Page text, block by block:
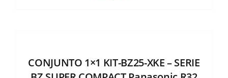
CONJUNTO 1×1 KIT-BZ25-XKE – SERIE